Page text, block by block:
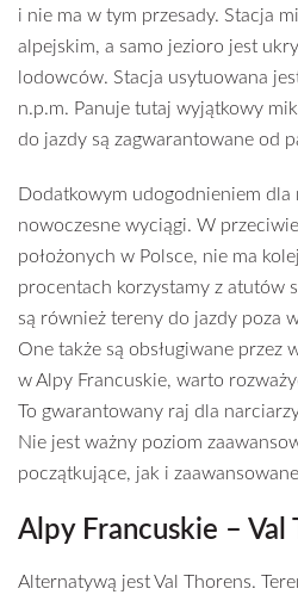
i nie ma w tym przesady. Stacja
alpejskim, a samo jezioro jest
lodowców. Stacja usytuowana
n.p.m. Panuje tutaj wyjątkowy
do jazdy są zagwarantowane od
Dodatkowym udogodnieniem dla
nowoczesne wyciągi. W
położonych w Polsce, nie ma
procentach korzystamy z atutów
są również tereny do jazdy poza
One także są obsługiwane przez
w Alpy Francuskie, warto
To gwarantowany raj dla
Nie jest ważny poziom
początkujące, jak i
Alpy Francuskie – Val
Alternatywą jest Val Thorens.